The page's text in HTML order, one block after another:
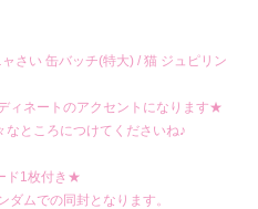
さい 缶バッチ(特大) / 猫 ジュピリン
ィネートのアクセントになります★
なところにつけてくださいね♪
ド1枚付き★
ダムでの同封となります。